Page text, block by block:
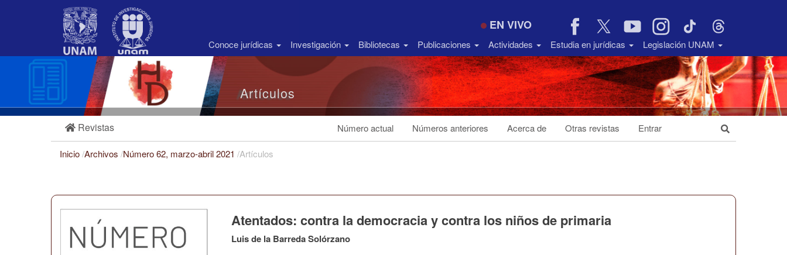
Barra
EN VIVO
Conoce jurídicas Investigación Bibliotecas Publicaciones Actividades Estudia en jurídicas Legislación UNAM
Artículos
Revistas Número actual Números anteriores Acerca de Otras revistas Entrar
Inicio/Archivos /Número 62, marzo-abril 2021 /Artículos
Atentados: contra la democracia y contra los niños de primaria
Luis de la Barreda Solórzano